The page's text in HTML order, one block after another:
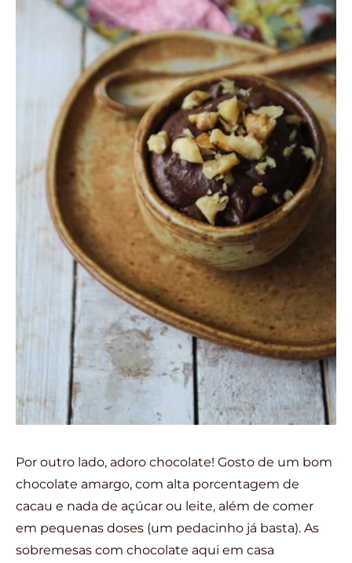
Por outro lado, adoro chocolate! Gosto de um bom
chocolate amargo, com alta porcentagem de
cacau e nada de açúcar ou leite, além de comer
em pequenas doses (um pedacinho já basta). As
sobremesas com chocolate aqui em casa